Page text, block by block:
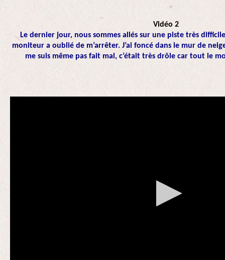
Vidéo 2
Le dernier jour, nous sommes allés sur une piste très
moniteur a oublié de m’arrêter. J’ai foncé dans le mur de
me suis même pas fait mal, c’était très drôle car tout le